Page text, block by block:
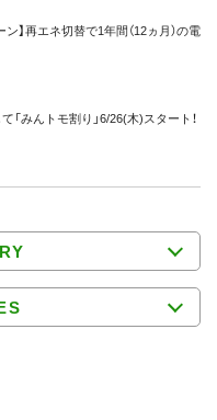
】再エネ切替で1年間（12ヵ月）の電
「みんトモ割り」6/26(木)スタート！